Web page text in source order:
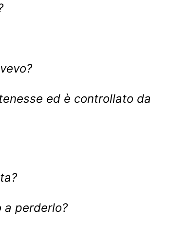
ed è controllato da
perderlo?